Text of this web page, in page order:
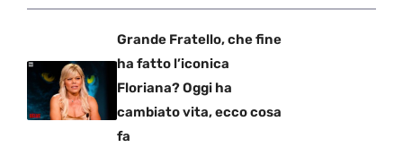
Grande Fratello, che fine
ha fatto l’iconica
Floriana? Oggi ha
cambiato vita, ecco cosa
fa